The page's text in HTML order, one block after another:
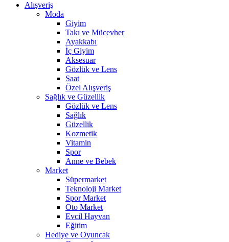
Alışveriş
Moda
Giyim
Takı ve Mücevher
Ayakkabı
İç Giyim
Aksesuar
Gözlük ve Lens
Saat
Özel Alışveriş
Sağlık ve Güzellik
Gözlük ve Lens
Sağlık
Güzellik
Kozmetik
Vitamin
Spor
Anne ve Bebek
Market
Süpermarket
Teknoloji Market
Spor Market
Oto Market
Evcil Hayvan
Eğitim
Hediye ve Oyuncak